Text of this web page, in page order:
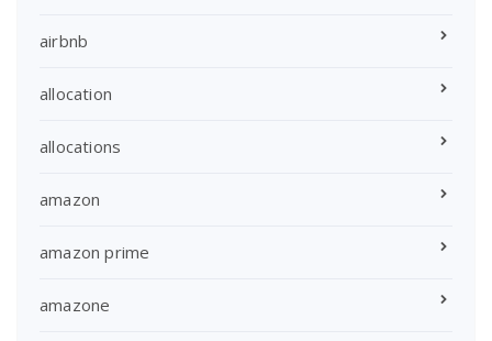
airbnb
allocation
allocations
amazon
amazon prime
amazone